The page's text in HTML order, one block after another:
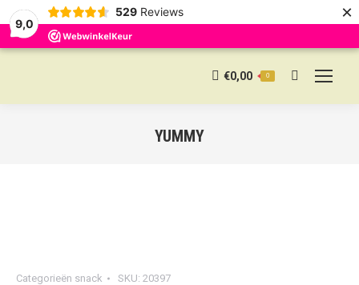
9,0
529 Reviews ×
€0,00 0 Search:
YUMMY
Categorieën snack SKU: 20397